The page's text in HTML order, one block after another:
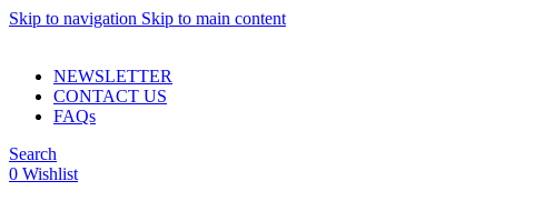
Skip to navigation Skip to main content
NEWSLETTER
CONTACT US
FAQs
Search
0 Wishlist